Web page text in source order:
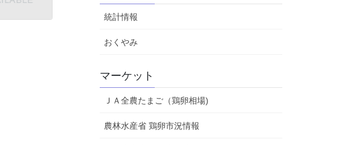
統計情報
おくやみ
マーケット
ＪＡ全農たまご（鶏卵相場)
農林水産省 鶏卵市況情報